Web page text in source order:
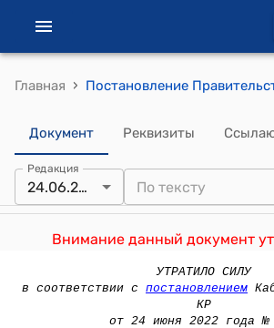
Главная ›
Документ Реквизиты
Редакция
24.06.2022
Внимание данный документ